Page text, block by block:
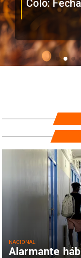
Colo:
Alarmante
NACIONAL